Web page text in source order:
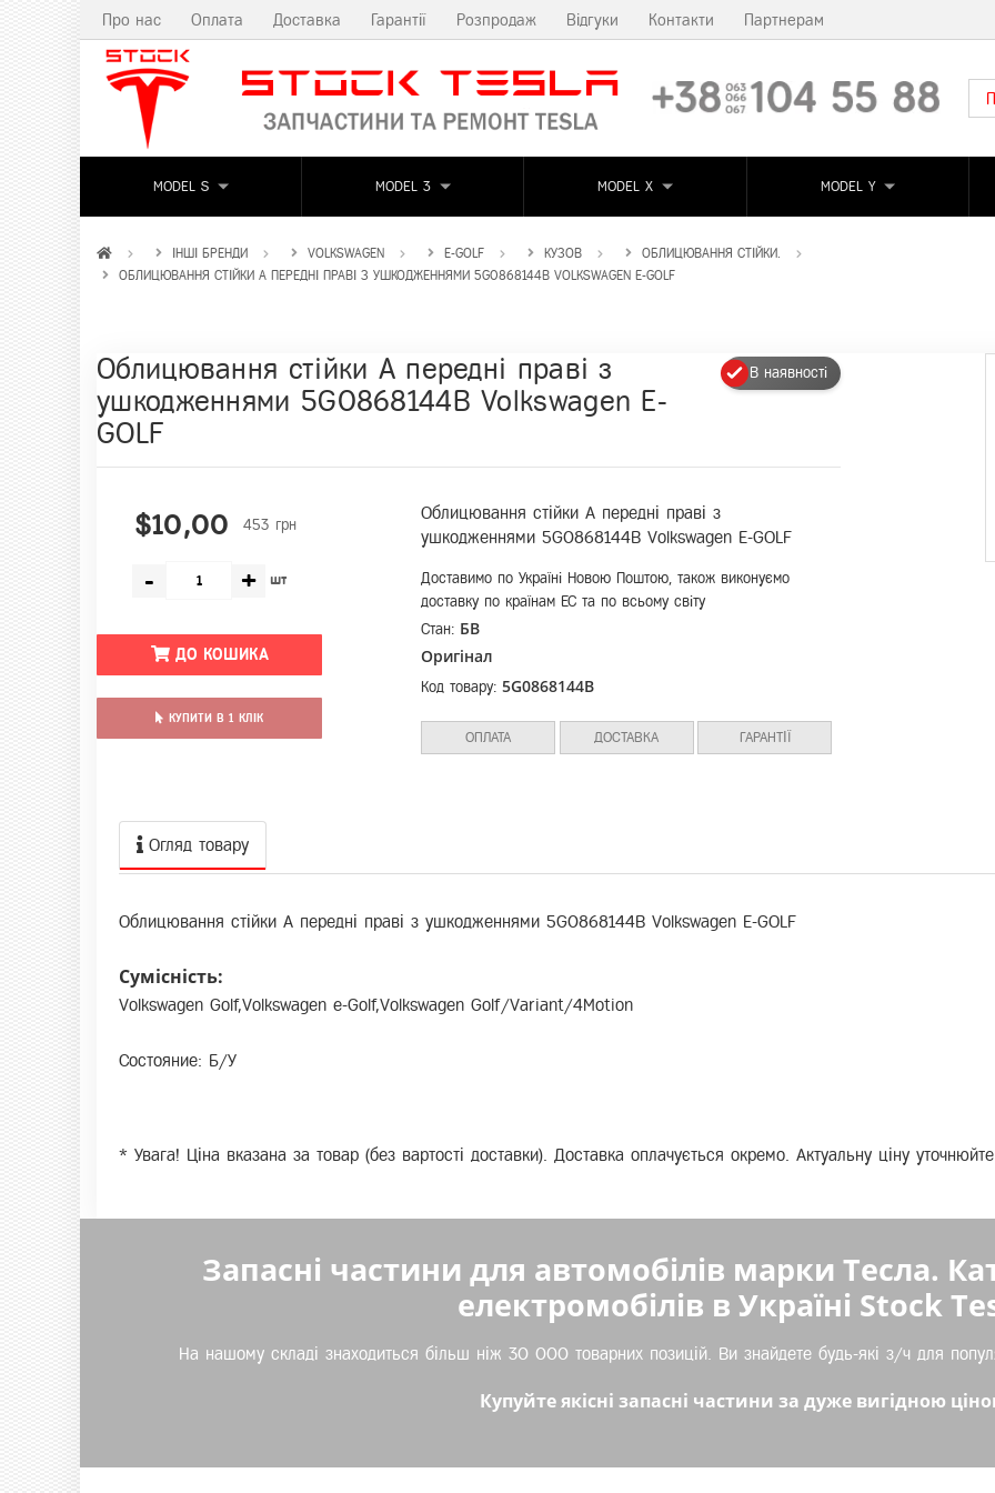
Про нас Оплата Доставка Гарантії Розпродаж Відгуки Контакти Партнерам
MODEL S MODEL 3 MODEL X MODEL Y
ІНШІ БРЕНДИ VOLKSWAGEN E-GOLF КУЗОВ
ОБЛИЦЮВАННЯ СТІЙКИ.
ОБЛИЦЮВАННЯ СТІЙКИ А ПЕРЕДНІ ПРАВІ З УШКОДЖЕННЯМИ 5G0868144B VOLKSWAGEN E-GOLF
В наявності
Облицювання стійки А передні праві з
ушкодженнями 5G0868144B Volkswagen E-
GOLF
$10,00 453 грн
- + шт
ДО КОШИКА
КУПИТИ В 1 КЛІК
Облицювання стійки А передні праві з
ушкодженнями 5G0868144B Volkswagen E-GOLF
Доставимо по Україні Новою Поштою, також виконуємо
доставку по країнам ЕС та по всьому світу
Стан: БВ
Оригінал
Код товару: 5G0868144B
ОПЛАТА ДОСТАВКА ГАРАНТІЇ
Огляд товару
Облицювання стійки А передні праві з ушкодженнями 5G0868144B Volkswagen E-GOLF
Сумісність:
Volkswagen Golf,Volkswagen e-Golf,Volkswagen Golf/Variant/4Motion
Состояние: Б/У
* Увага! Ціна вказана за товар (без вартості доставки). Доставка оплачується окремо. Актуальну ціну
Запасні частини для автомобілів марки Тесла.
електромобілів в Україні Stock
На нашому складі знаходиться більш ніж 30 000 товарних позицій. Ви знайдете будь-які з/ч для
Купуйте якісні запасні частини за дуже вигідною